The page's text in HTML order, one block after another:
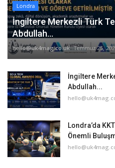
Londra
İngiltere Merkezli Türk
Abdullah...
hello@uk4mag.co.uk Temmuz 25,
İngiltere
Abdullah...
Londra’da
Önemli